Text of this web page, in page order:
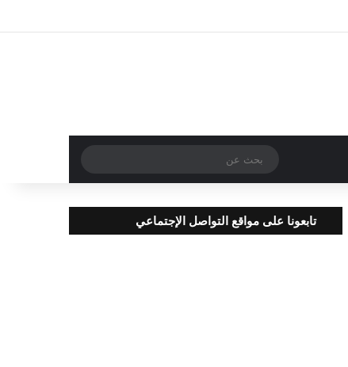
عن
تابعونا على مواقع التواصل الإجتماعي